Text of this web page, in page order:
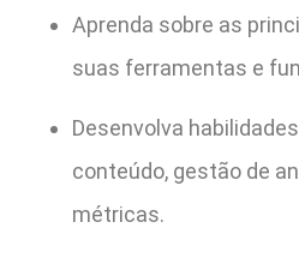
Aprenda sobre as
suas ferramentas e
Desenvolva
conteúdo, gestão de
métricas.